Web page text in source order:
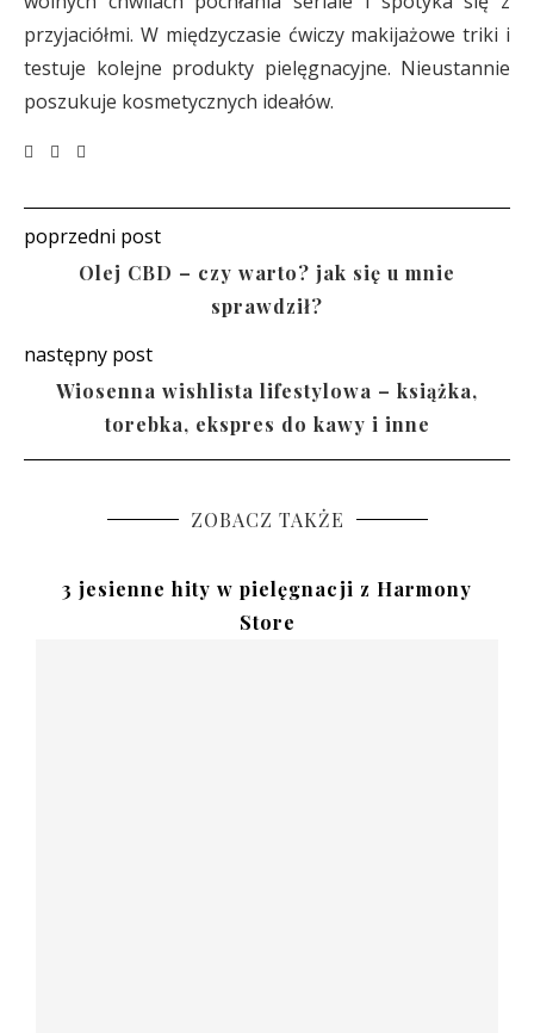
przyjaciółmi. W międzyczasie ćwiczy makijażowe triki i
testuje kolejne produkty pielęgnacyjne. Nieustannie
poszukuje kosmetycznych ideałów.
poprzedni post
Olej CBD – czy warto? jak się u mnie
sprawdził?
następny post
Wiosenna wishlista lifestylowa – książka,
torebka, ekspres do kawy i inne
ZOBACZ TAKŻE
3 jesienne hity w pielęgnacji z Harmony
Store